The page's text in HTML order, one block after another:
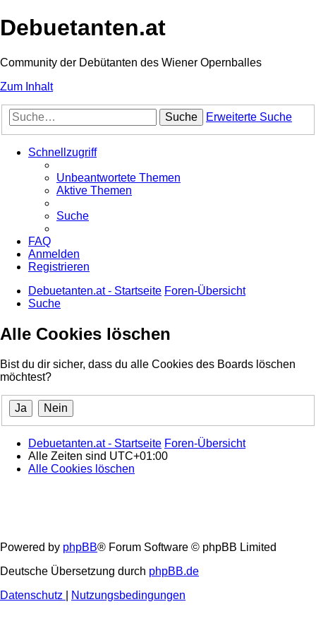
Debuetanten.at
Community der Debütanten des Wiener Opernballes
Zum Inhalt
Suche Erweiterte Suche
Schnellzugriff
Unbeantwortete Themen
Aktive Themen
Suche
FAQ
Anmelden
Registrieren
Debuetanten.at - Startseite Foren-Übersicht
Suche
Alle Cookies löschen
Bist du dir sicher, dass du alle Cookies des Boards löschen
möchtest?
Debuetanten.at - Startseite Foren-Übersicht
Alle Zeiten sind UTC+01:00
Alle Cookies löschen
Powered by phpBB® Forum Software © phpBB Limited
Deutsche Übersetzung durch phpBB.de
Datenschutz
Nutzungsbedingungen